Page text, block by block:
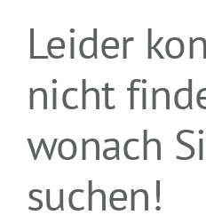
Leider
nicht
wonach
suchen!